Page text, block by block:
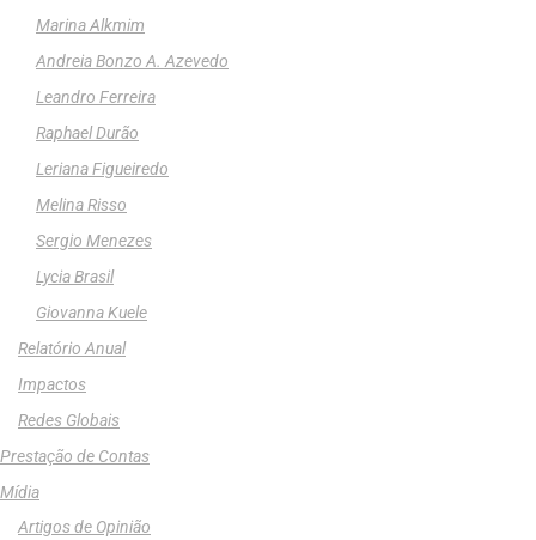
Marina Alkmim
Andreia Bonzo A. Azevedo
Leandro Ferreira
Raphael Durão
Leriana Figueiredo
Melina Risso
Sergio Menezes
Lycia Brasil
Giovanna Kuele
Relatório Anual
Impactos
Redes Globais
Prestação de Contas
Mídia
Artigos de Opinião